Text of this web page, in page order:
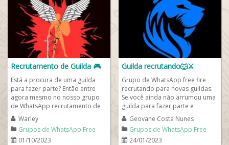
Recrutamento de Guilda 🎮
Está a procura de uma guilda
para fazer parte? Então entre
agora mesmo no nosso grupo
de WhatsApp recrutamento de
guilda 2023! Semanalmente
criamos novas...
Warley
Grupos de WhatsApp Free
Fire
01/10/2023
Guilda recrutando🐺⚔
Grupo de WhatsApp free fire
recrutando para novas guildas.
Se você ainda não arrumou uma
guilda para fazer parte e
gostaria de encontrar uma
galera animada e...
Geovane Costa Nunes
Grupos de WhatsApp Free
Fire
24/01/2023